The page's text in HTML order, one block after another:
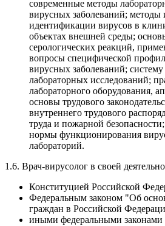
современные методы
вирусных заболеваний; методы
идентификации вирусов в
объектах внешней среды;
серологических реакций,
вопросы специфической
вирусных заболеваний; систему
лабораторных исследований;
лабораторного оборудования,
основы трудового
внутреннего трудового
труда и пожарной
нормы функционирования
лабораторий.
1.6. Врач-вирусолог в своей
Конституцией Российской
Федеральным законом "Об
граждан в Российской
иными федеральными